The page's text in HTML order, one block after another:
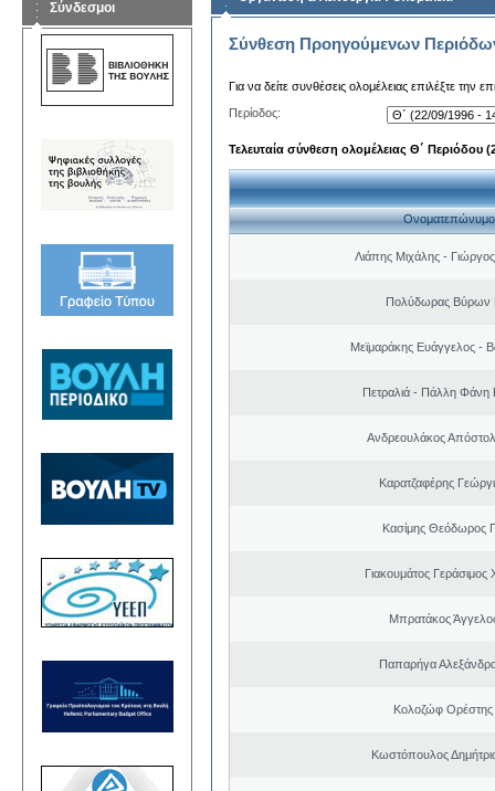
Σύνδεσμοι
Σύνθεση Προηγούμενων
Για να δείτε συνθέσεις ολομέλειας επιλέξτε την
Περίοδος:
Τελευταία σύνθεση ολομέλειας Θ΄ Περιόδου
Ονοματεπώνυμο
Λιάπης Μιχάλης -
Πολύδωρας Βύρων
Μεϊμαράκης Ευάγγελος -
Πετραλιά - Πάλλη Φάνη
Ανδρεουλάκος
Καρατζαφέρης
Κασίμης Θεόδωρος
Γιακουμάτος
Μπρατάκος
Παπαρήγα
Κολοζώφ
Κωστόπουλος